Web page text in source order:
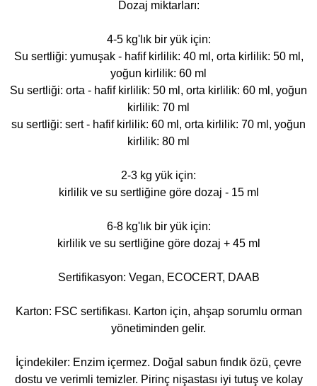
Dozaj miktarları:
4-5 kg'lık bir yük için:
Su sertliği: yumuşak - hafif kirlilik: 40 ml, orta kirlilik: 50 ml,
yoğun kirlilik: 60 ml
Su sertliği: orta - hafif kirlilik: 50 ml, orta kirlilik: 60 ml, yoğun
kirlilik: 70 ml
su sertliği: sert - hafif kirlilik: 60 ml, orta kirlilik: 70 ml, yoğun
kirlilik: 80 ml
2-3 kg yük için:
kirlilik ve su sertliğine göre dozaj - 15 ml
6-8 kg'lık bir yük için:
kirlilik ve su sertliğine göre dozaj + 45 ml
Sertifikasyon: Vegan, ECOCERT, DAAB
Karton: FSC sertifikası. Karton için, ahşap sorumlu orman
yönetiminden gelir.
İçindekiler: Enzim içermez. Doğal sabun fındık özü, çevre
dostu ve verimli temizler. Pirinç nişastası iyi tutuş ve kolay